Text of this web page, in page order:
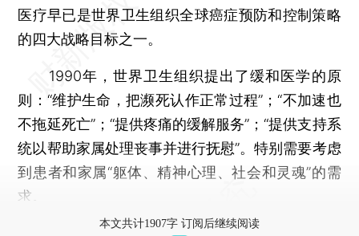
医疗早已是世界卫生组织全球癌症预防和控制策略
的四大战略目标之一。
1990年，世界卫生组织提出了缓和医学的原
则：“维护生命，把濒死认作正常过程”；“不加速也
不拖延死亡”；“提供疼痛的缓解服务”；“提供支持系
统以帮助家属处理丧事并进行抚慰”。特别需要考虑
到患者和家属“躯体、精神心理、社会和灵魂”的需
求。
本文共计1907字 订阅后继续阅读